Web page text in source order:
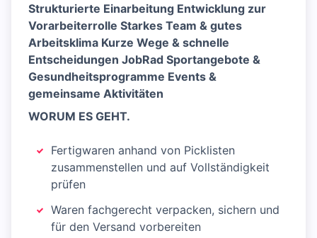
Strukturierte Einarbeitung Entwicklung zur
Vorarbeiterrolle Starkes Team & gutes
Arbeitsklima Kurze Wege & schnelle
Entscheidungen JobRad Sportangebote &
Gesundheitsprogramme Events &
gemeinsame Aktivitäten
WORUM ES GEHT.
Fertigwaren anhand von Picklisten
zusammenstellen und auf Vollständigkeit
prüfen
Waren fachgerecht verpacken, sichern und
für den Versand vorbereiten